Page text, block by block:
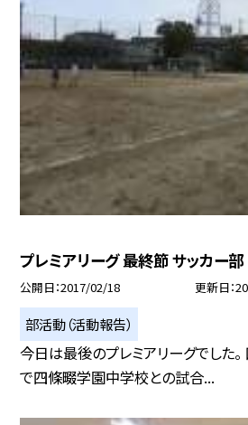
プレミアリーグ 最終節 サッカー部
公開日 2017/02/18 更新日
部活動（活動報告）
今日は最後のプレミアリーグでした
で四條畷学園中学校との試合...